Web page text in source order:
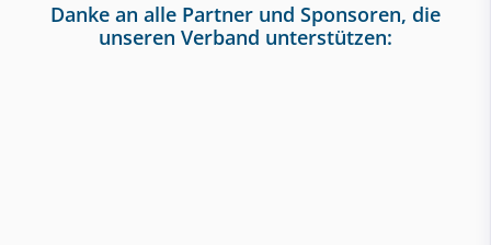
Danke an alle Partner und Sponsoren, die
unseren Verband unterstützen: